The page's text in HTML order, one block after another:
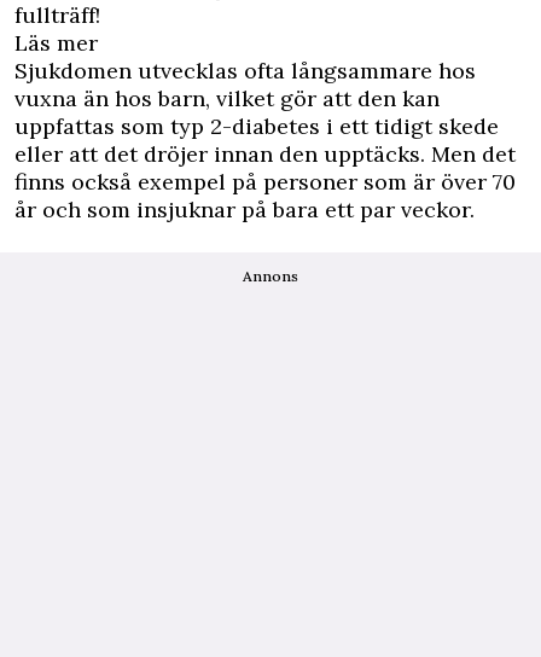
fullträff!
Läs mer
Sjukdomen utvecklas ofta långsammare hos
vuxna än hos barn, vilket gör att den kan
uppfattas som typ 2-diabetes i ett tidigt skede
eller att det dröjer innan den upptäcks. Men det
finns också exempel på personer som är över 70
år och som insjuknar på bara ett par veckor.
Annons